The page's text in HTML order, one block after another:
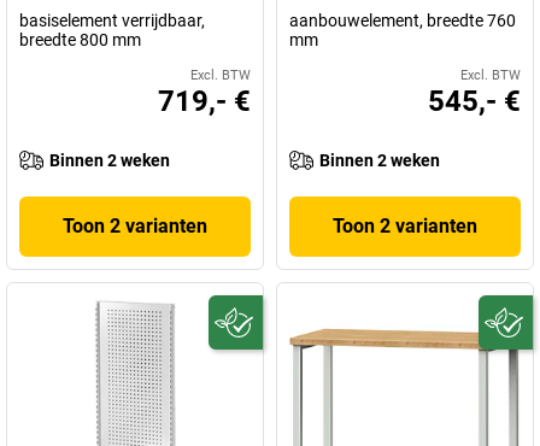
basiselement verrijdbaar,
breedte 800 mm
Excl. BTW
719,- €
Binnen 2 weken
Toon 2 varianten
aanbouwelement, breedte 760
mm
Excl. BTW
545,- €
Binnen 2 weken
Toon 2 varianten